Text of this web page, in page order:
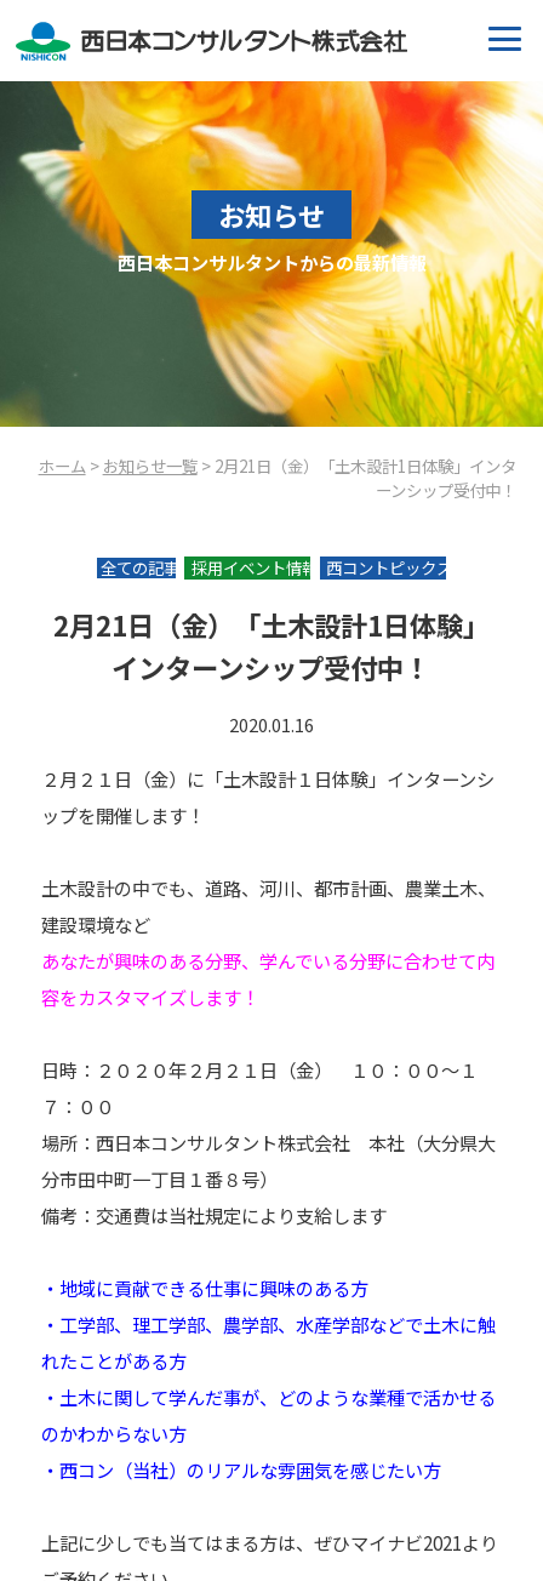
お知らせ
西日本コンサルタントからの最新情報
ホーム> お知らせ一覧> 2月21日（金）「土木設計1日体験」インタ
ーンシップ受付中！
全ての記事 採用イベント情報 西コントピックス
2月21日（金）「土木設計1日体験」
インターンシップ受付中！
2020.01.16
２月２１日（金）に「土木設計１日体験」インターンシ
ップを開催します！
土木設計の中でも、道路、河川、都市計画、農業土木、
建設環境など
あなたが興味のある分野、学んでいる分野に合わせて内
容をカスタマイズします！
日時：２０２０年２月２１日（金） １０：００～１
７：００
場所：西日本コンサルタント株式会社 本社（大分県大
分市田中町一丁目１番８号）
備考：交通費は当社規定により支給します
・地域に貢献できる仕事に興味のある方
・工学部、理工学部、農学部、水産学部などで土木に触
れたことがある方
・土木に関して学んだ事が、どのような業種で活かせる
のかわからない方
・西コン（当社）のリアルな雰囲気を感じたい方
上記に少しでも当てはまる方は、ぜひマイナビ2021より